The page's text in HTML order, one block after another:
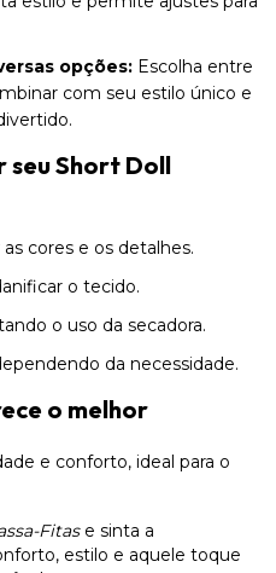
opções: Escolha entre
com seu estilo único e
seu Short Doll
cores e os detalhes.
o tecido.
o uso da secadora.
da necessidade.
o melhor
e conforto, ideal para o
Fitase sinta a
estilo e aquele toque